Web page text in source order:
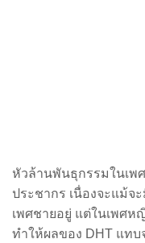
หัวล้านพันธุกรรมในเพ
ประชากร เนื่องจะแม้จ
เพศชายอยู่ แต่ในเพศ
ทำให้ผลของ DHT แทบ